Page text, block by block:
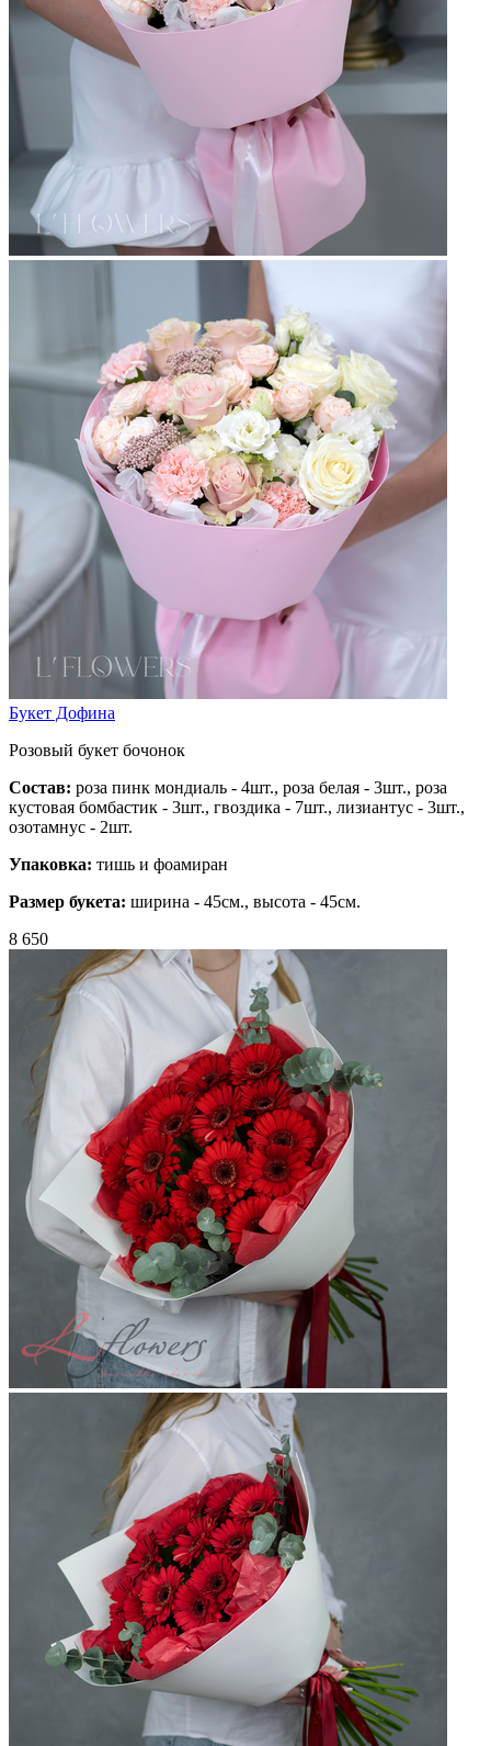
Букет Дофина
Розовый букет бочонок
Состав: роза пинк мондиаль - 4шт., роза белая - 3шт., роза
кустовая бомбастик - 3шт., гвоздика - 7шт., лизиантус - 3шт.,
озотамнус - 2шт.
Упаковка: тишь и фоамиран
Размер букета: ширина - 45см., высота - 45см.
8 650